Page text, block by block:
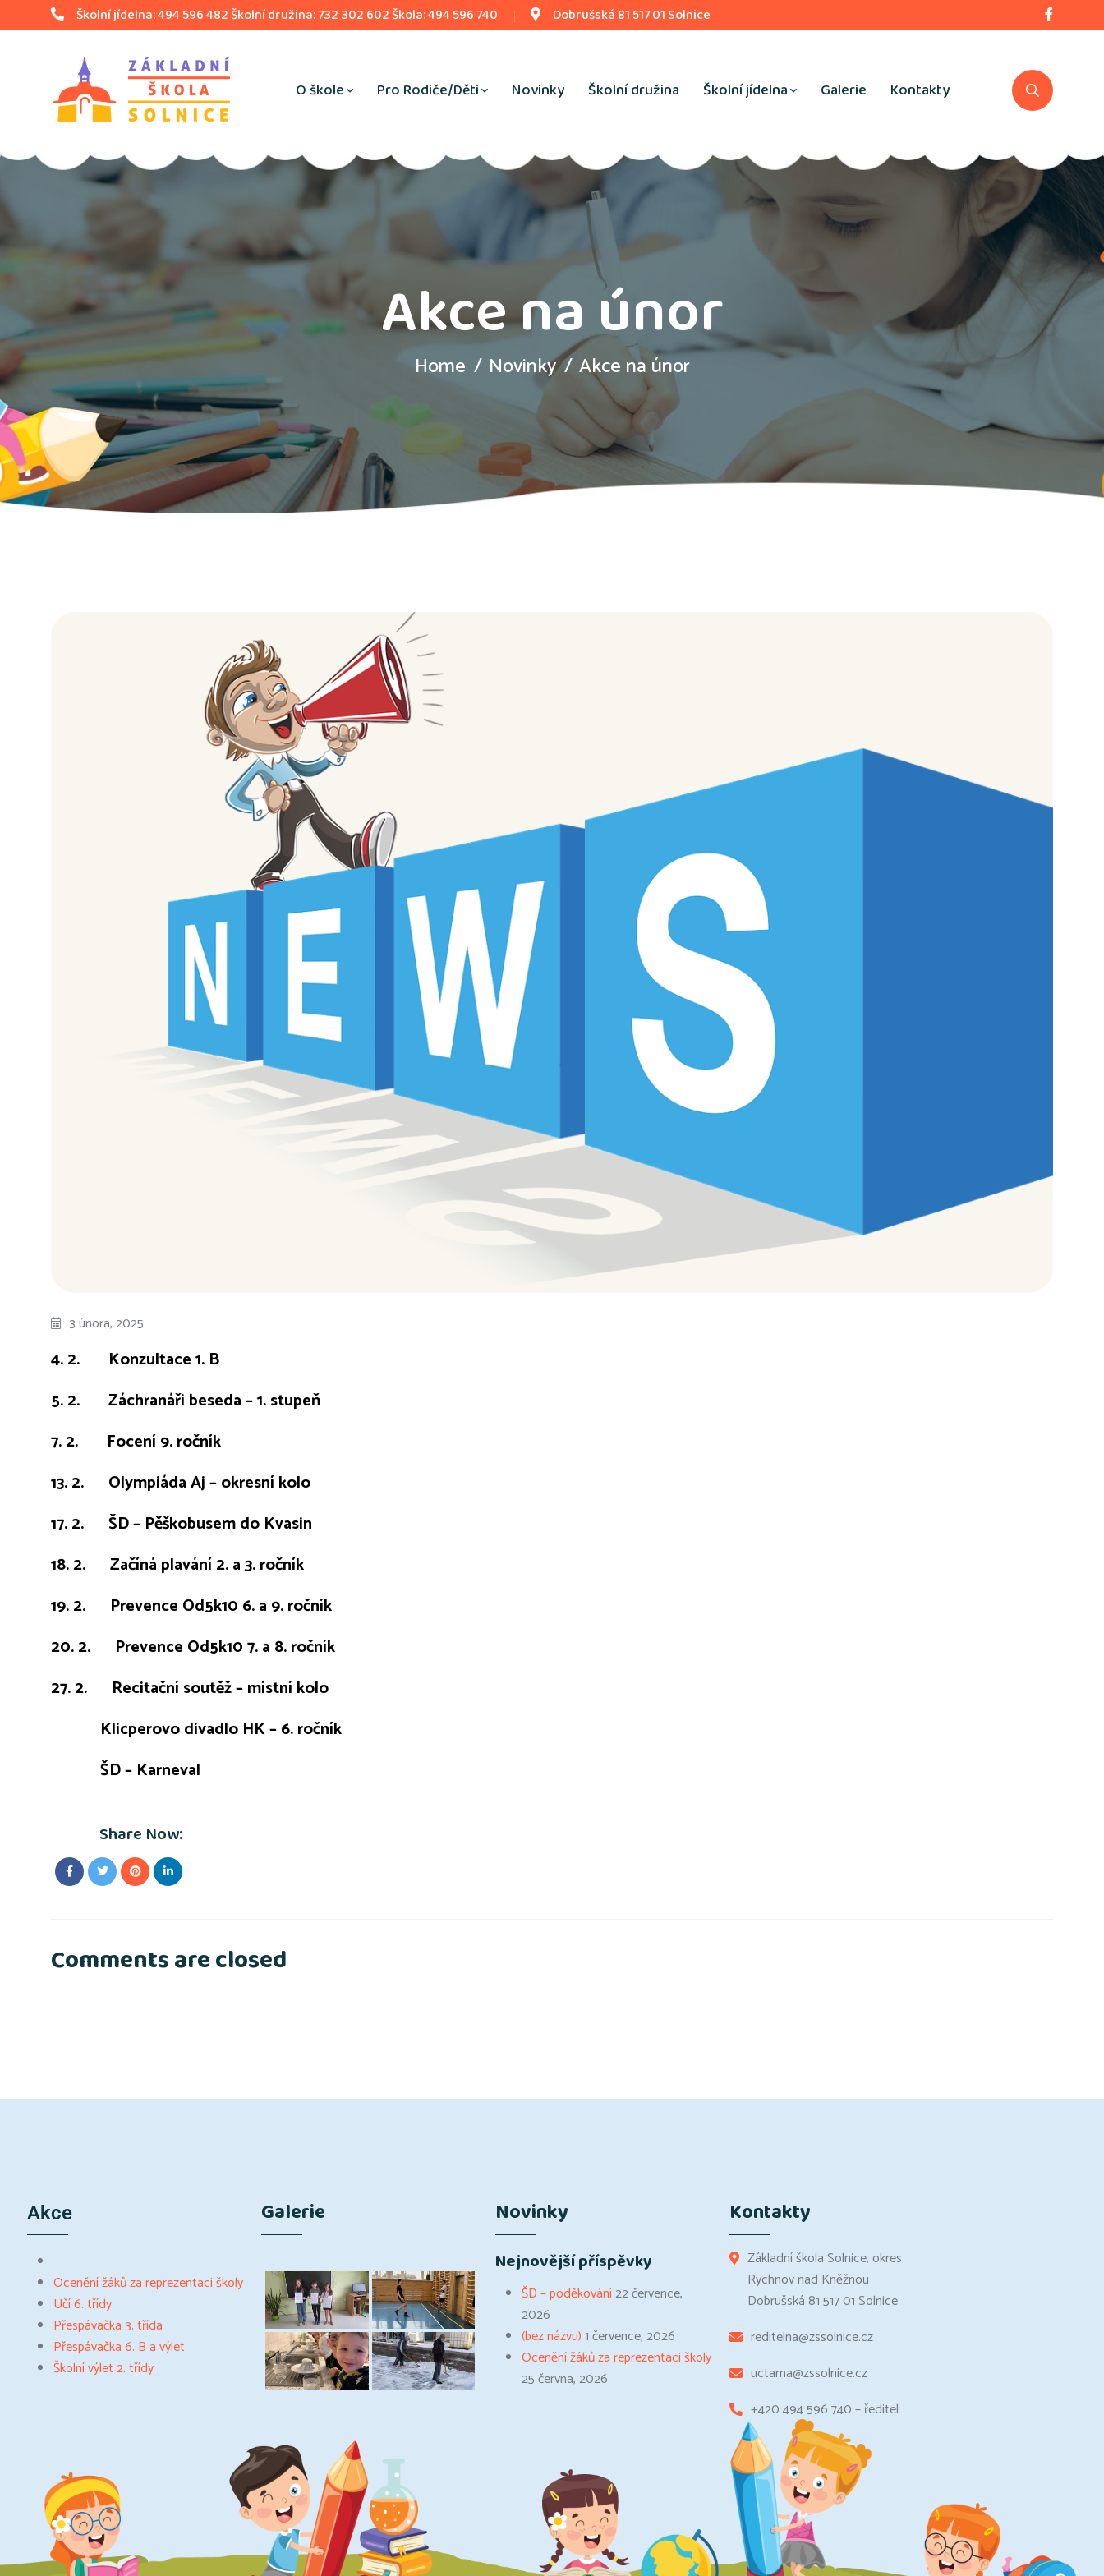
Školní jídelna: 494 596 482 Školní družina: 732 302 602 Škola: 494 596 740 Dobrušská 81 517 01 Solnice
O škole Pro Rodiče/Děti Novinky Školní družina Školní jídelna Galerie Kontakty
Akce na únor
Home Novinky Akce na únor
3 února, 2025
4. 2. Konzultace 1. B
5. 2. Záchranáři beseda – 1. stupeň
7. 2. Focení 9. ročník
13. 2. Olympiáda Aj – okresní kolo
17. 2. ŠD – Pěškobusem do Kvasin
18. 2. Začíná plavání 2. a 3. ročník
19. 2. Prevence Od5k10 6. a 9. ročník
20. 2. Prevence Od5k10 7. a 8. ročník
27. 2. Recitační soutěž – místní kolo
Klicperovo divadlo HK – 6. ročník
ŠD – Karneval
Share Now:
Comments are closed
Akce
Ocenění žáků za reprezentaci školy
Učí 6. třídy
Přespávačka 3. třída
Přespávačka 6. B a výlet
Školní výlet 2. třídy
Galerie Novinky
Nejnovější příspěvky
ŠD – poděkování22 července,
2026
(bez názvu)1 července, 2026
Ocenění žáků za reprezentaci školy
25 června, 2026
Kontakty
Základní škola Solnice, okres
Rychnov nad Kněžnou
Dobrušská 81 517 01 Solnice
reditelna@zssolnice.cz
uctarna@zssolnice.cz
+420 494 596 740 – ředitel